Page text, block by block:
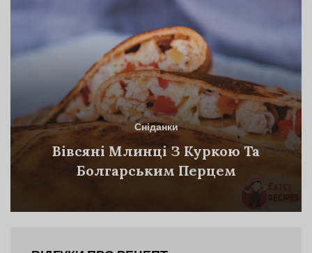
Сніданки
Вівсяні Млинці З Куркою Та
Болгарським Перцем